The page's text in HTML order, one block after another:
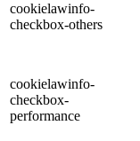
cookielawinfo-
checkbox-others
cookielawinfo-
checkbox-
performance